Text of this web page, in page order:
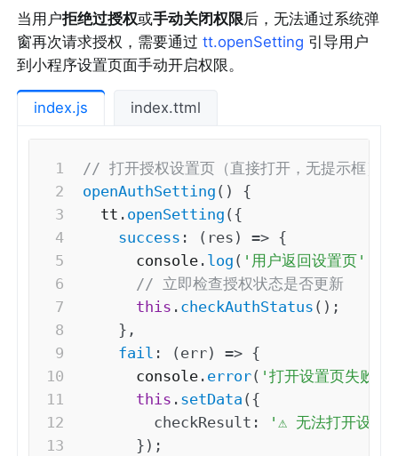
当用户拒绝过授权或手动关闭权限后，无法通过系统弹
窗再次请求授权，需要通过 tt.openSetting 引导用户
到小程序设置页面手动开启权限。
index.js index.ttml
// 打开授权设置页（直接打开，无提示框）
openAuthSetting ( )
{
  tt
. openSetting ( {
success : ( res ) => {
      console
. log ( '用户返回设置页'
// 立即检查授权状态是否更新
this . checkAuthStatus ( ) ;
} ,
fail : ( err) => {
      console
. error( '打开设置页失败'
this . setData ( {
checkResult :
'⚠️ 无法打开设置
} ) ;